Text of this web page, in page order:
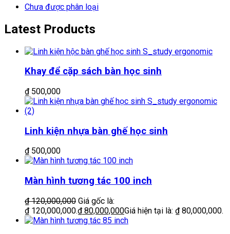
Chưa được phân loại
Latest Products
Khay để cặp sách bàn học sinh
₫500,000
Linh kiện nhựa bàn ghế học sinh
₫500,000
Màn hình tương tác 100 inch
₫120,000,000 Giá gốc là:
₫ 120,000,000.₫80,000,000Giá hiện tại là: ₫ 80,000,000.